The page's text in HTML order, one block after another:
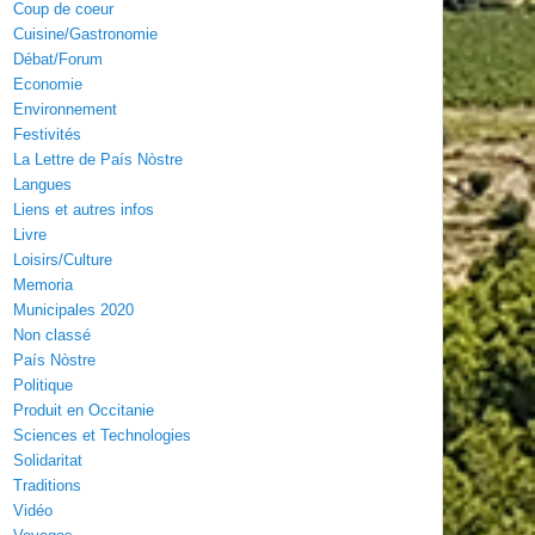
Coup de coeur
Cuisine/Gastronomie
Débat/Forum
Economie
Environnement
Festivités
La Lettre de País Nòstre
Langues
Liens et autres infos
Livre
Loisirs/Culture
Memoria
Municipales 2020
Non classé
País Nòstre
Politique
Produit en Occitanie
Sciences et Technologies
Solidaritat
Traditions
Vidéo